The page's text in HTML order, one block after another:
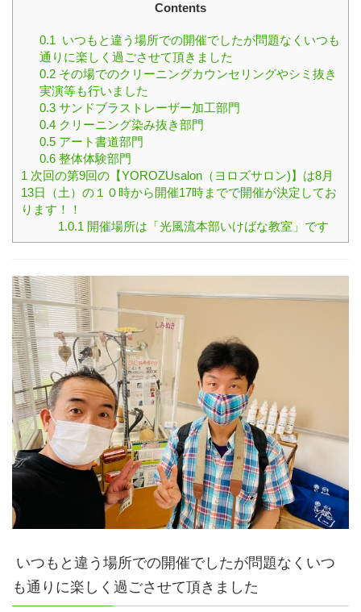
Contents
0.1 いつもと違う場所での開催でしたが問題なくいつも
通りに楽しく過ごさせて頂きました
0.2その場でのクリーニングカウンセリングやシミ抜き
実演等も行いました
0.3サンドブラストレーザー加工部門
0.4クリーニング染み抜き部門
0.5アート書道部門
0.6整体体験部門
1 次回の第9回の【YOROZUsalon（ヨロズサロン)】は8月
13日（土）の１０時から開催17時までで開催が決定してお
ります！！
1.0.1 開催場所は「光風流本部いけばな教室」です
いつもと違う場所での開催でしたが問題なくいつ
も通りに楽しく過ごさせて頂きました